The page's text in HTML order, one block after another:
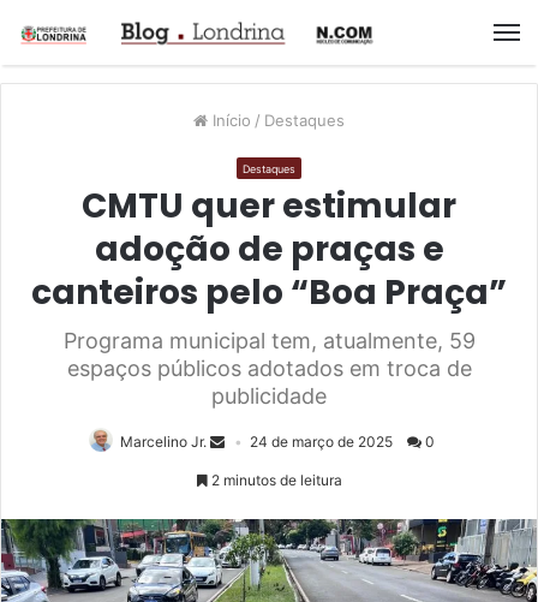
Início / Destaques
Destaques
CMTU quer estimular
adoção de praças e
canteiros pelo “Boa Praça”
Programa municipal tem, atualmente, 59
espaços públicos adotados em troca de
publicidade
Marcelino Jr. 24 de março de 2025 0
2 minutos de leitura